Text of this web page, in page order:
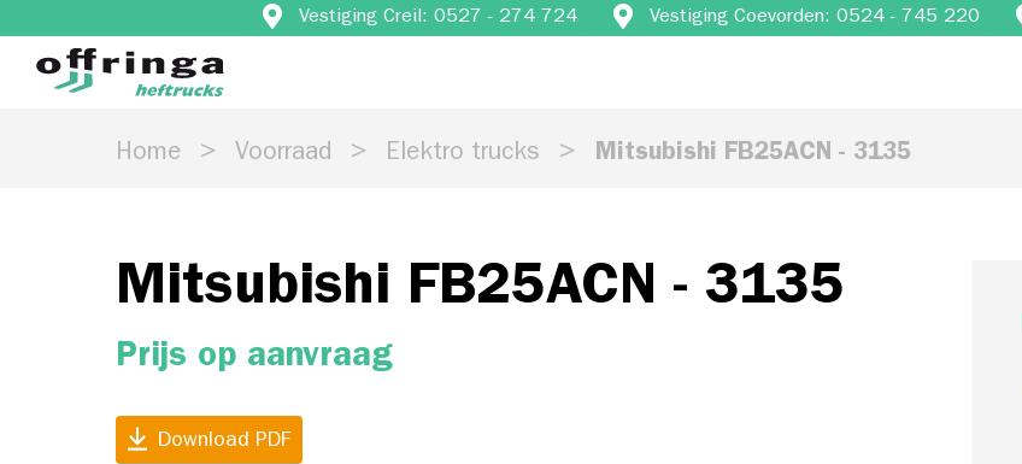
Vestiging Creil: 0527 - 274 724 Vestiging Coevorden: 0524 - 745 220
Home Voorraad Elektro trucks Mitsubishi FB25ACN - 3135
Mitsubishi FB25ACN - 3135
Prijs op aanvraag
Download PDF